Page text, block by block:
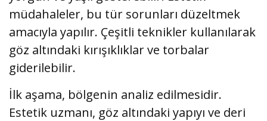
müdahaleler, bu tür sorunları düzeltmek
amacıyla yapılır. Çeşitli teknikler kullanılarak
göz altındaki kırışıklıklar ve torbalar
giderilebilir.
İlk aşama, bölgenin analiz edilmesidir.
Estetik uzmanı, göz altındaki yapıyı ve deri